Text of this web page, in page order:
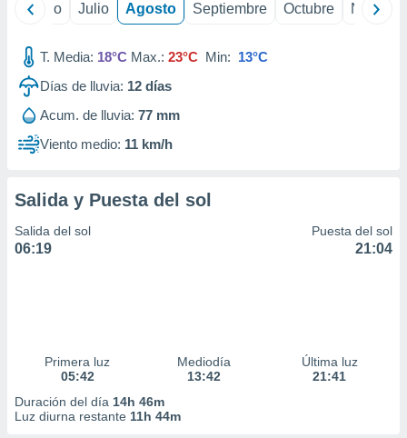
Junio Julio Agosto Septiembre Octubre
T. Media: 18°C Max.: 23°C Min: 13°C
Días de lluvia: 12 días
Acum. de lluvia: 77 mm
Viento medio: 11 km/h
Salida y Puesta del sol
Salida del sol
06:19
Puesta del sol
21:04
Primera luz
05:42
Mediodía
13:42
Última luz
21:41
Duración del día 14h 46m
Luz diurna restante 11h 44m